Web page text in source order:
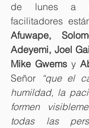
de lunes a
facilitadores
Afuwape,
Adeyemi, Joel
Mike Gwems y
Señor
“que el
humildad, la
formen
todas las